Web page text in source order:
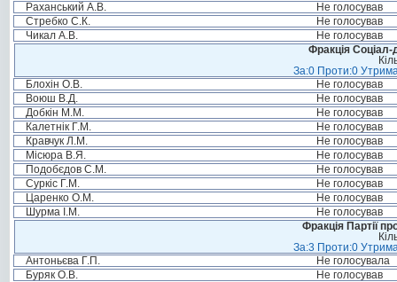
Раханський А.В.
Не голосував
Стребко С.К.
Не голосував
Чикал А.В.
Не голосував
Фракція Соціал-
За:0 Проти:0
Блохін О.В.
Не голосував
Воюш В.Д.
Не голосував
Добкін М.М.
Не голосував
Калетнік Г.М.
Не голосував
Кравчук Л.М.
Не голосував
Місюра В.Я.
Не голосував
Подобєдов С.М.
Не голосував
Суркіс Г.М.
Не голосував
Царенко О.М.
Не голосував
Шурма І.М.
Не голосував
Фракція Партії
За:3 Проти:0
Антоньєва Г.П.
Не голосувала
Буряк О.В.
Не голосував